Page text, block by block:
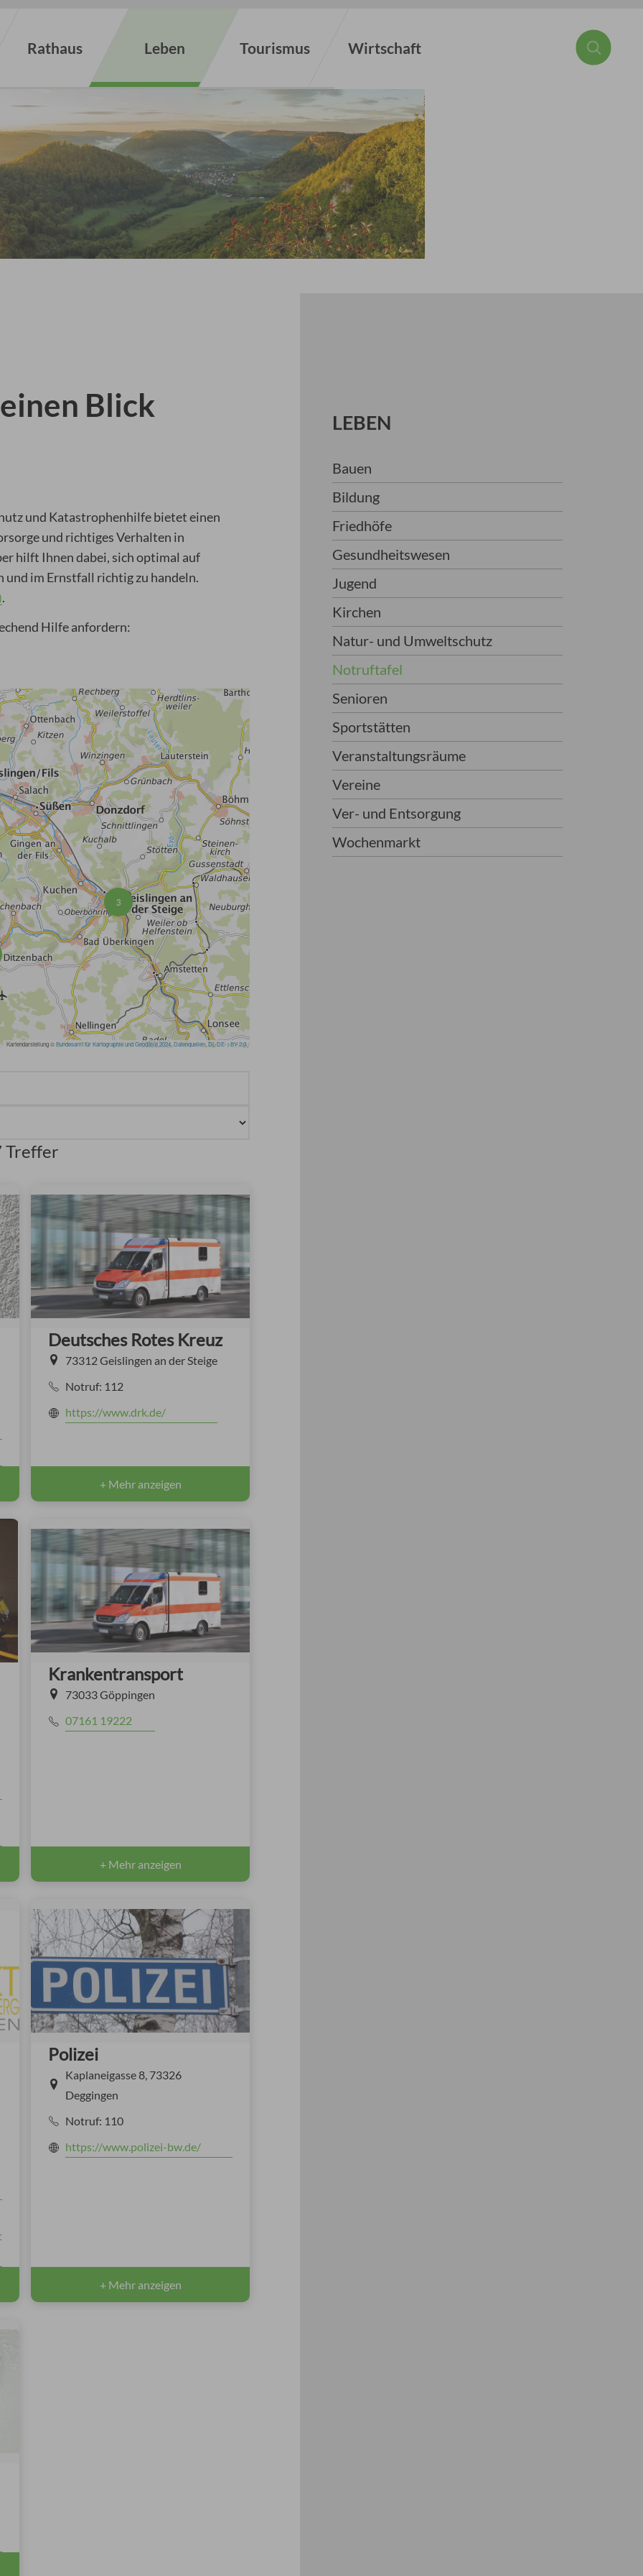
Rathaus Leben Tourismus Wirtschaft
Blick
und Katastrophenhilfe bietet einen
und richtiges Verhalten in
hilft Ihnen dabei, sich optimal auf
im Ernstfall richtig zu handeln.
.
Hilfe anfordern:
Treffer
Deutsches Rotes Kreuz
73312 Geislingen an der Steige
Notruf: 112
https://www.drk.de/
+ Mehr anzeigen
Krankentransport
73033 Göppingen
07161 19222
+ Mehr anzeigen
Polizei
Kaplaneigasse 8, 73326
Deggingen
Notruf: 110
https://www.polizei-bw.de/
+ Mehr anzeigen
LEBEN
Bauen
Bildung
Friedhöfe
Gesundheitswesen
Jugend
Kirchen
Natur- und Umweltschutz
Notruftafel
Senioren
Sportstätten
Veranstaltungsräume
Vereine
Ver- und Entsorgung
Wochenmarkt